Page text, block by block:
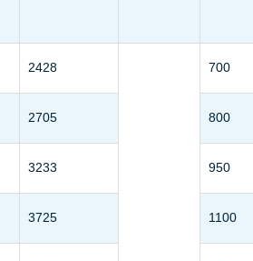
2428 700
2705 800
3233 950
3725 1100